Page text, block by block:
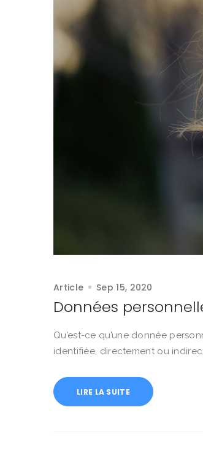
Article Sep 15, 2020
Données
Qu’est-ce qu’une donnée
identifiée, directement ou
LIRE LA SUITE